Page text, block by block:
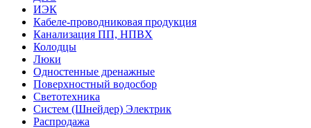
ИЭК
Кабеле-проводниковая продукция
Канализация ПП, НПВХ
Колодцы
Люки
Одностенные дренажные
Поверхностный водосбор
Светотехника
Систем (Шнейдер) Электрик
Распродажа